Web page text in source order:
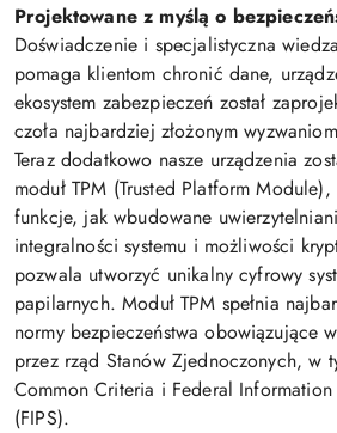
Projektowane z myślą o
Doświadczenie i specjalistyczna
pomaga klientom chronić dane,
ekosystem zabezpieczeń został
czoła najbardziej złożonym
Teraz dodatkowo nasze urządzenia
moduł TPM (Trusted Platform
funkcje, jak wbudowane
integralności systemu i możliwości
pozwala utworzyć unikalny cyfrowy
papilarnych. Moduł TPM spełnia
normy bezpieczeństwa obowiązujące
przez rząd Stanów Zjednoczonych, w
Common Criteria i Federal Information
(FIPS).